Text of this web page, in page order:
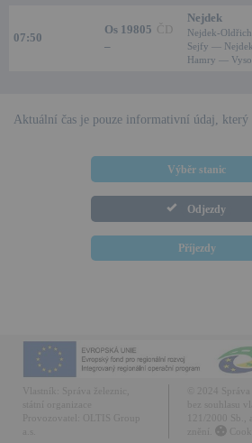
07:50
Os 19805 ČD
–
Nejdek
Nejdek-
Sejfy —
Hamry —
Aktuální čas je pouze informativní údaj, který
Výběr stanic
Odjezdy
Příjezdy
Vlastník:
Správa železnic,
OLTIS Group
© 2024
121/2000 Sb.,